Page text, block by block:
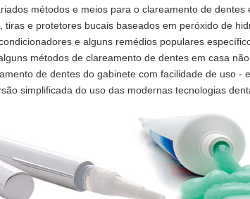
métodos e meios para o clareamento de dentes
tiras e protetores bucais baseados em peróxido de
condicionadores e alguns remédios populares
métodos de clareamento de dentes em casa
de dentes do gabinete com facilidade de uso -
simplificada do uso das modernas tecnologias